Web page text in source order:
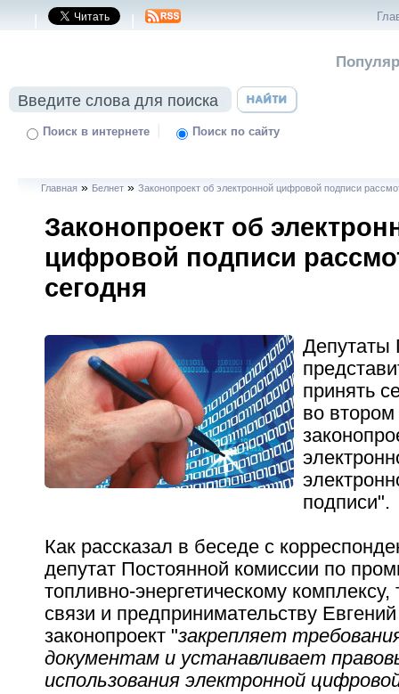
| |
Поиск в интернете | Поиск по сайту
Главная » Белнет »Законопроект об электронной цифровой подписи
Законопроект об
цифровой подписи
сегодня
Депутаты
принять
во втором
подписи".
Как рассказал в беседе с
депутат Постоянной комиссии по
топливно-энергетическому комплексу,
связи и предпринимательству
законопроект "закрепляет
документам и устанавливает
использования электронной